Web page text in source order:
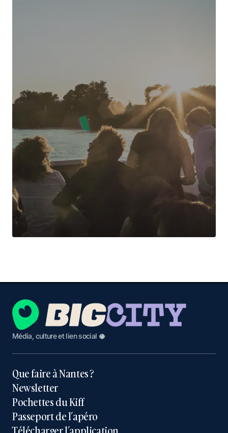
Média, culture et lien social 🥥
Que faire à Nantes ?
Newsletter
Pochettes du Kiff
Passeport de l’apéro